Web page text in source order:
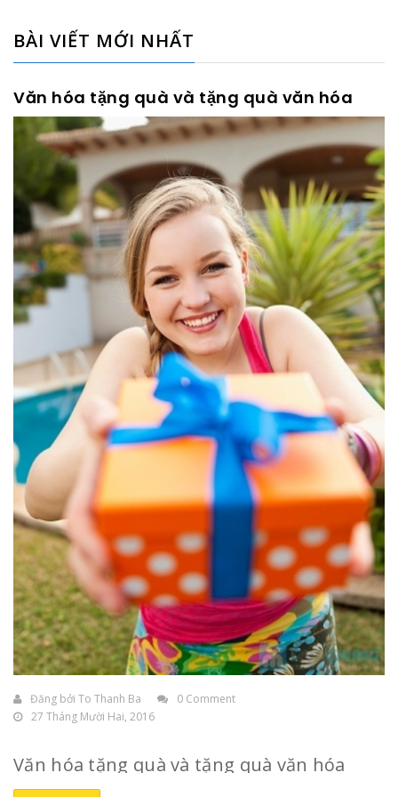
BÀI VIẾT MỚI NHẤT
Văn hóa tặng quà và tặng quà văn hóa
Đăng bởi To Thanh Ba
0 Comment
27 Tháng Mười Hai, 2016
Văn hóa tặng quà và tặng quà văn hóa
Tâm lý chung của mỗi người là đều thích được